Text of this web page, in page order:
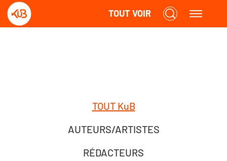
TOUT VOIR
TOUT KuB
AUTEURS/ARTISTES
RÉDACTEURS